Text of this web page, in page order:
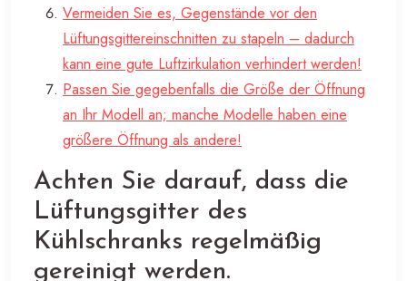
Vermeiden Sie es, Gegenstände vor den
Lüftungsgittereinschnitten zu stapeln – dadurch
kann eine gute Luftzirkulation verhindert werden!
Passen Sie gegebenfalls die Größe der Öffnung
an Ihr Modell an; manche Modelle haben eine
größere Öffnung als andere!
Achten Sie darauf, dass die
Lüftungsgitter des
Kühlschranks regelmäßig
gereinigt werden.